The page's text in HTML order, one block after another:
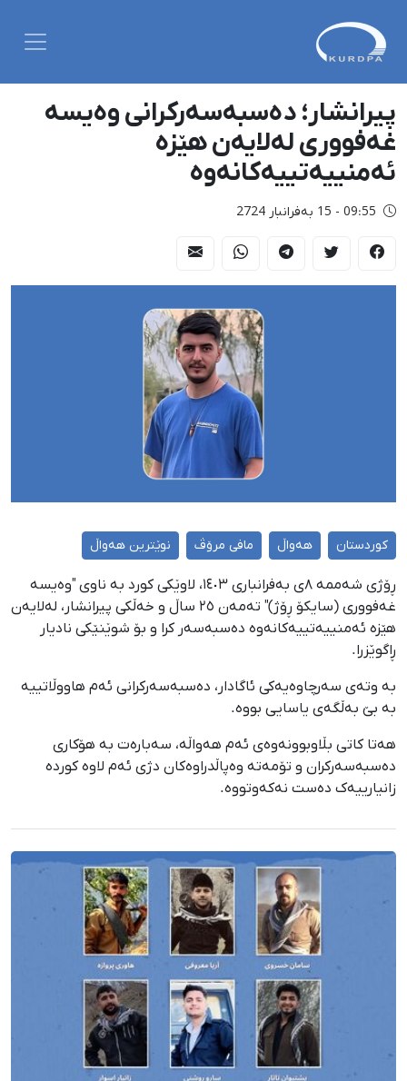
پیرانشار؛ دەسبەسەرکرانی وەیسە
غەفووری لەلایەن هێزە
ئەمنییەتییەکانەوە
09:55 - 15 بەفرانبار 2724
کوردستان هەواڵ مافی مرۆڤ نوێترین هەواڵ
ڕۆژی شەممە ٨ی بەفرانباری ١٤٠٣، لاوێکی کورد بە ناوی "وەیسە
غەفووری (سایکۆ ڕۆژ)" تەمەن ٢٥ ساڵ و خەڵکی پیرانشار، لەلایەن
‌هێزە ئەمنییەتییەکانەوە دەسبەسەر کرا و بۆ شوێنێکی نادیار
ڕاگوێزرا.
بە وتەی سەرچاوەیەکی ئاگادار، دەسبەسەرکرانی ئەم هاووڵاتییە
بە بێ بەڵگەی یاسایی بووە.
هەتا کاتی بڵاوبوونەوەی ئەم هەواڵە، سەبارەت بە هۆکاری
دەسبەسەرکران و تۆمەتە وەپاڵدراوەکان دژی ئەم لاوە کوردە
زانیارییەک دەست نەکەوتووە.